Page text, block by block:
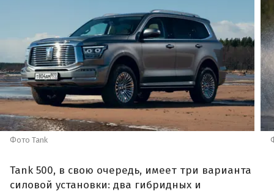
Фото Tank
Tank 500, в свою очередь, имеет три варианта
силовой установки: два гибридных и